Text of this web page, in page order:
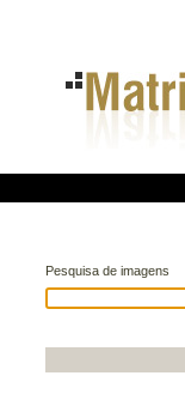
Pesquisa de imagens